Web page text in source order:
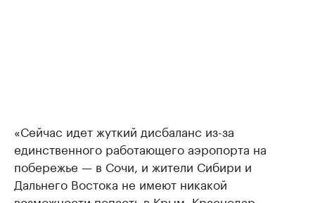
«Сейчас идет жуткий дисбаланс из-за
единственного работающего аэропорта на
побережье — в Сочи, и жители Сибири и
Дальнего Востока не имеют никакой